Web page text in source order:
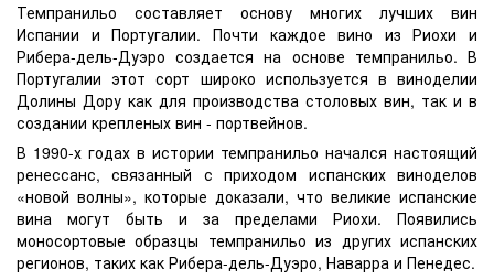
Темпранильо составляет основу многих лучших вин
Испании и Португалии. Почти каждое вино из Риохи и
Рибера-дель-Дуэро создается на основе темпранильо. В
Португалии этот сорт широко используется в виноделии
Долины Дору как для производства столовых вин, так и в
создании крепленых вин - портвейнов.
В 1990-х годах в истории темпранильо начался настоящий
ренессанс, связанный с приходом испанских виноделов
«новой волны», которые доказали, что великие испанские
вина могут быть и за пределами Риохи. Появились
моносортовые образцы темпранильо из других испанских
регионов, таких как Рибера-дель-Дуэро, Наварра и Пенедес.